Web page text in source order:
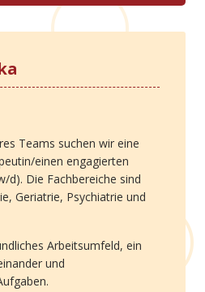
Teams suchen wir eine
einen engagierten
d). Die Fachbereiche sind
Geriatrie, Psychiatrie und
Arbeitsumfeld, ein
und